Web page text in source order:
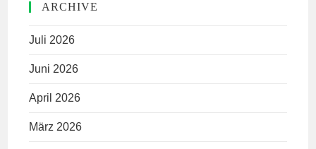
ARCHIVE
Juli 2026
Juni 2026
April 2026
März 2026